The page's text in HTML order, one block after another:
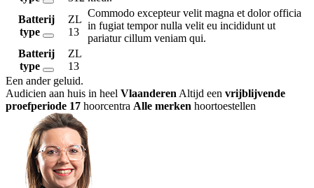
Batterij
type
ZL
13
Commodo excepteur velit magna et dolor officia
in fugiat tempor nulla velit eu incididunt ut
pariatur cillum veniam qui.
Batterij
type
ZL
13
Een ander geluid.
Audicien aan huis in heel Vlaanderen Altijd een vrijblijvende
proefperiode 17 hoorcentra Alle merken hoortoestellen